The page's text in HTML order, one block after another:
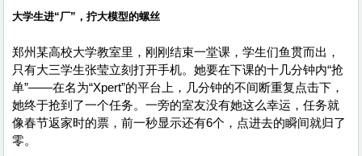
大学生进“厂”，拧大模型的螺丝
郑州某高校大学教室里，刚刚结束一堂课，学生们鱼贯而出，
只有大三学生张莹立刻打开手机。她要在下课的十几分钟内“抢
单”——在名为“Xpert”的平台上，几分钟的不间断重复点击下，
她终于抢到了一个任务。一旁的室友没有她这么幸运，任务就
像春节返家时的票，前一秒显示还有6个，点进去的瞬间就归了
零。